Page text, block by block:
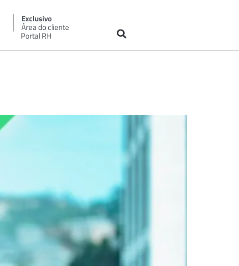
Exclusivo
Área do cliente
Portal RH